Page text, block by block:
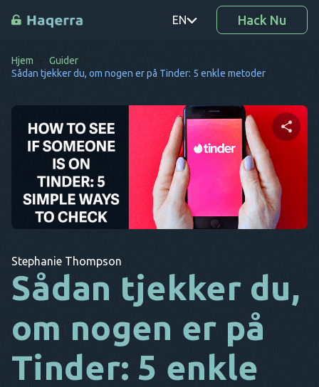
EN
PT
RO
DE
SV
KO
BG
DA
IT
Hack Nu
Hjem
Guider
Sådan tjekker du, om nogen er på Tinder: 5 enkle metoder
Del denne artikel
Twitter Facebook Kopier link
Stephanie Thompson
Sådan tjekker du,
om nogen er på
Tinder: 5 enkle